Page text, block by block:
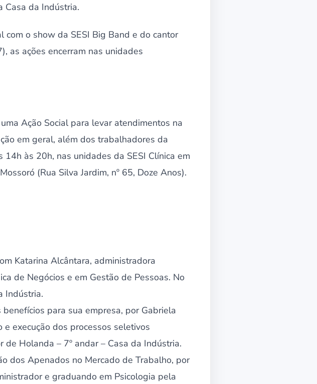
Casa da Indústria.
o show da SESI Big Band e do cantor
as ações encerram nas unidades
Ação Social para levar atendimentos na
em geral, além dos trabalhadores da
às 20h, nas unidades da SESI Clínica em
(Rua Silva Jardim, nº 65, Doze Anos).
Katarina Alcântara, administradora
de Negócios e em Gestão de Pessoas. No
Indústria.
para sua empresa, por Gabriela
execução dos processos seletivos
Holanda – 7º andar – Casa da Indústria.
dos Apenados no Mercado de Trabalho, por
e graduando em Psicologia pela